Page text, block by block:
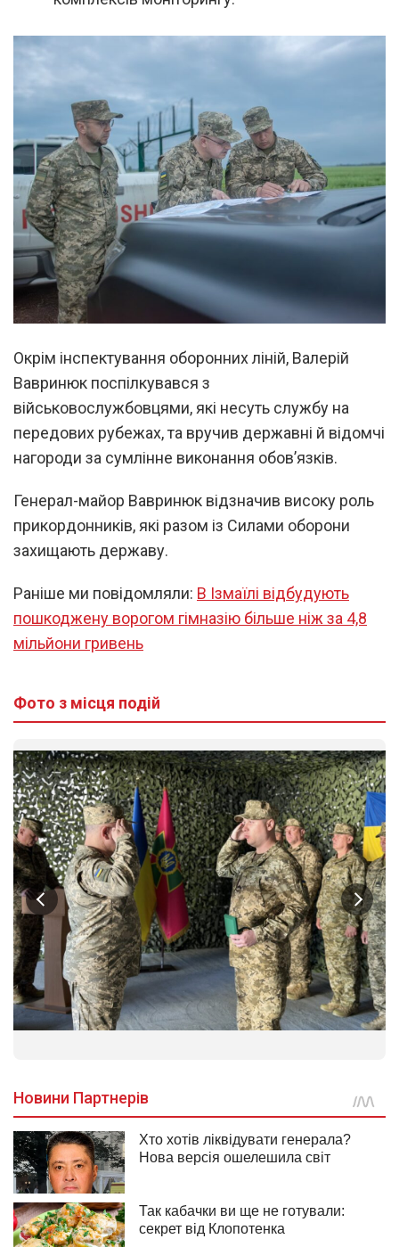
Окрім інспектування оборонних ліній, Валерій
Вавринюк поспілкувався з
військовослужбовцями, які несуть службу на
передових рубежах, та вручив державні й відомчі
нагороди за сумлінне виконання обов’язків.
Генерал-майор Вавринюк відзначив високу роль
прикордонників, які разом із Силами оборони
захищають державу.
Раніше ми повідомляли: В Ізмаїлі відбудують
пошкоджену ворогом гімназію більше ніж за 4,8
мільйони гривень
Фото з місця подій